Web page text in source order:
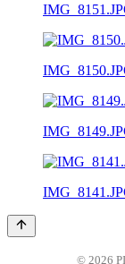
© 2026